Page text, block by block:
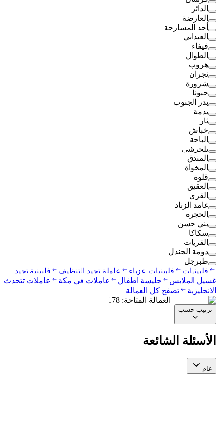
الدائر
العارضة
أحد المسارحة
العيدابي
فيفاء
الطوال
هروب
نجران
شرورة
حبونا
بدر الجنوب
يدمة
ثار
خباش
الباحة
بلجرشي
المندق
المخواة
قلوة
العقيق
القرى
غامد الزناد
الحجرة
بني حسن
سكاكا
القريات
دومة الجندل
طبرجل
فلبينيات
فلبينيات عزباء عاملة تجيد التنظيف
فلبينية تجيد
غسيل الملابس
جليسة اطفال عاملات في مكة
عاملات تتحدث
الانجليزية
تصفح كل العمالة
العمالة المتاحة:
178
ترتيب حسب
الأسئلة الشائعة
عام